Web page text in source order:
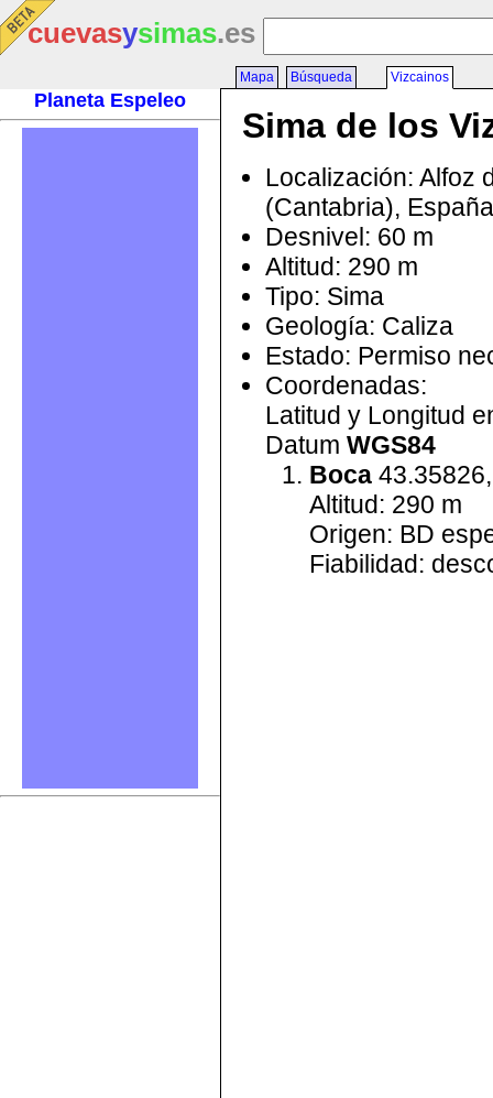
cuevasysimas.es
Planeta Espeleo
Mapa Búsqueda Vizcainos
Sima de los
Localización: Alfoz
(Cantabria), España
Desnivel: 60 m
Altitud: 290 m
Tipo: Sima
Geología: Caliza
Estado: Permiso
Coordenadas:
Latitud y Longitud
Datum WGS84
Boca
Altitud: 290 m
Origen: BD
Fiabilidad: